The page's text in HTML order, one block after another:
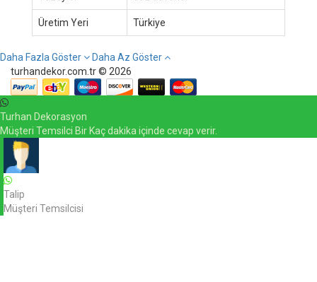
Üretim Yeri Türkiye
Daha Fazla Göster
Daha Az Göster
turhandekor.com.tr © 2026
Turhan Dekorasyon
Müşteri Temsilci Bir Kaç dakika içinde cevap verir.
Talip
Müşteri Temsilcisi